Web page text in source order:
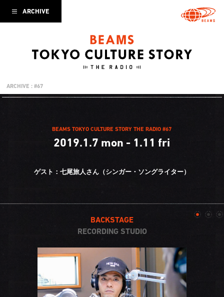
ARCHIVE
ARCHIVE : #67
BEAMS TOKYO CULTURE STORY THE RADIO #67
2019.1.7 mon - 1.11 fri
ゲスト：七尾旅人さん（シンガー・ソングライター）
BACKSTAGE
RECORDING STUDIO